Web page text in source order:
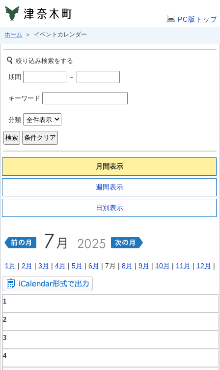
PC版トップ
ホーム ＞ イベントカレンダー
絞り込み検索をする
期間 ～
キーワード
分類
月間表示
週間表示
日別表示
1月 | 2月 | 3月 | 4月 | 5月 | 6月 | 7月 | 8月 | 9月 | 10月 | 11月 | 12月 |
1
2
3
4